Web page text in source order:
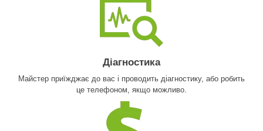
Діагностика
Майстер приїжджає до вас і проводить діагностику, або робить
це телефоном, якщо можливо.